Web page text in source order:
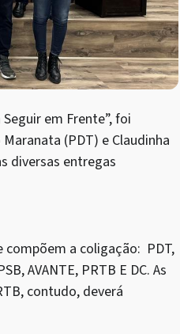
em Frente”, foi
(PDT) e Claudinha
diversas entregas
compõem a coligação: PDT,
AVANTE, PRTB E DC. As
contudo, deverá